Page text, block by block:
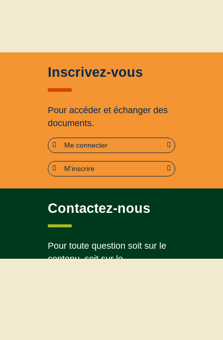
Inscrivez-vous
Pour accéder et échanger des
documents.
Me connecter
M'inscrire
Contactez-nous
Pour toute question soit sur le
contenu, soit sur le